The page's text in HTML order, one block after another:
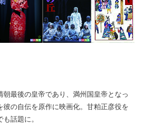
朝最後の皇帝であり、満州国皇帝となっ
彼の自伝を原作に映画化。甘粕正彦役を
話題に。